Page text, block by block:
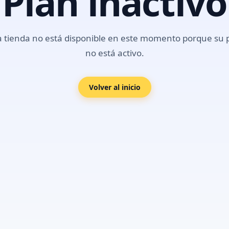
tienda no está disponible en este momento porque su
no está activo.
Volver al inicio